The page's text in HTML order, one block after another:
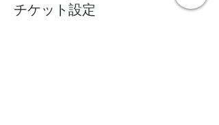
チケット設定